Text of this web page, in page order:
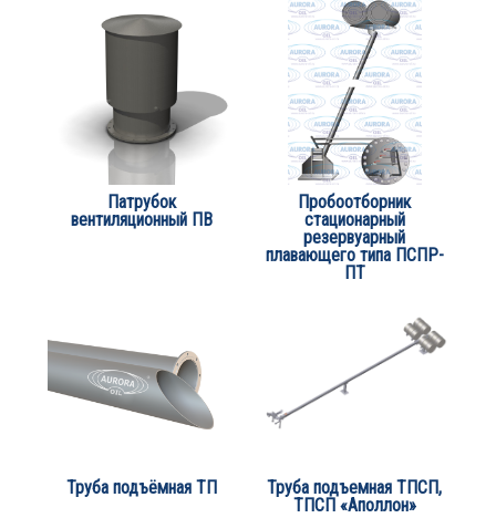
Патрубок
вентиляционный ПВ
Пробоотборник
стационарный
резервуарный
плавающего типа ПСПР-
ПТ
Труба подъёмная ТП
Труба подъемная ТПСП,
ТПСП «Аполлон»